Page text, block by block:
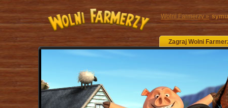
Wolni Farmerzy »
Zagraj Wolni